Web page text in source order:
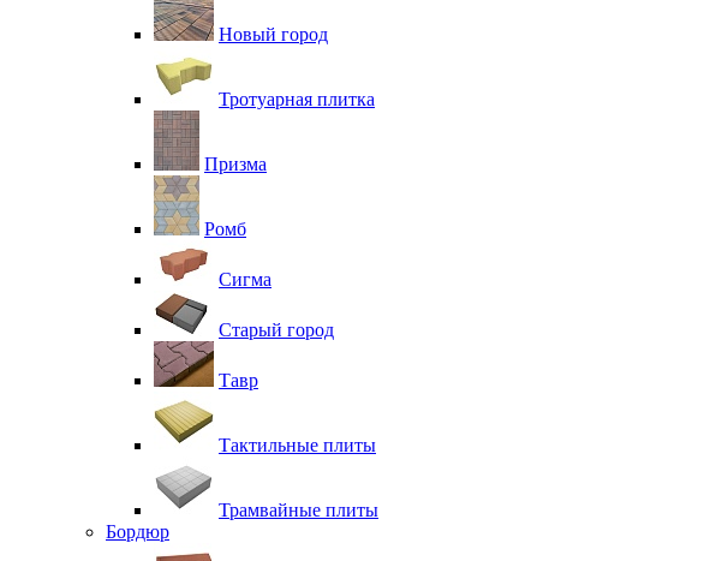
Новый город
Тротуарная плитка
Призма
Ромб
Сигма
Старый город
Тавр
Тактильные плиты
Трамвайные плиты
Бордюр